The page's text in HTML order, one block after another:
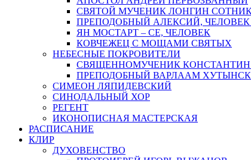
СВЯТОЙ МУЧЕНИК ЛОНГИН
ПРЕПОДОБНЫЙ АЛЕКСИЙ,
ЯН МОСТАРТ – СЕ, ЧЕЛОВЕК
КОВЧЕЖЕЦ С МОЩАМИ СВЯТЫХ
НЕБЕСНЫЕ ПОКРОВИТЕЛИ
СВЯЩЕННОМУЧЕНИК
ПРЕПОДОБНЫЙ ВАРЛААМ
СИМЕОН ЛЯПИДЕВСКИЙ
СИНОДАЛЬНЫЙ ХОР
РЕГЕНТ
ИКОНОПИСНАЯ МАСТЕРСКАЯ
РАСПИСАНИЕ
КЛИР
ДУХОВЕНСТВО